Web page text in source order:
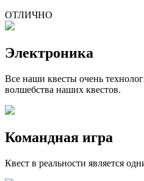
ОТЛИЧНО
Электроника
Все наши квесты очень
волшебства наших квестов.
Командная игра
Квест в реальности является